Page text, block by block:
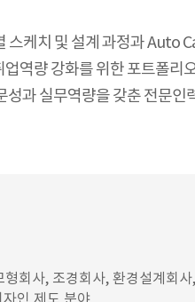
스케치 및 설계 과정과
역량 강화를 위한 포트폴리
과 실무역량을 갖춘 전문인
회사, 조경회사, 환경설계회